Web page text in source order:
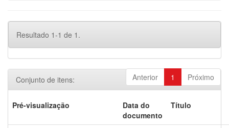
Resultado 1-1 de 1.
Anterior 1 Próximo
Conjunto de itens:
Pré-visualização
Data do
documento
Título